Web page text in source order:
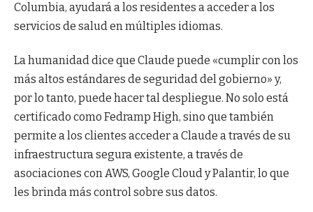
Columbia, ayudará a los residentes a acceder a los
servicios de salud en múltiples idiomas.
La humanidad dice que Claude puede «cumplir con los
más altos estándares de seguridad del gobierno» y,
por lo tanto, puede hacer tal despliegue. No solo está
certificado como Fedramp High, sino que también
permite a los clientes acceder a Claude a través de su
infraestructura segura existente, a través de
asociaciones con AWS, Google Cloud y Palantir, lo que
les brinda más control sobre sus datos.